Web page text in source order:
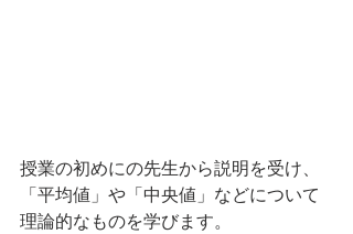
授業の初めにの先生から説明を受け、
「平均値」や「中央値」などについて
理論的なものを学びます。